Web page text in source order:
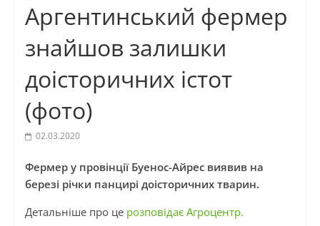
Аргентинський фермер
знайшов залишки
доісторичних істот
(фото)
02.03.2020
Фермер у провінції Буенос-Айрес виявив на
березі річки панцирі доісторичних тварин.
Детальніше про це розповідає Агроцентр.